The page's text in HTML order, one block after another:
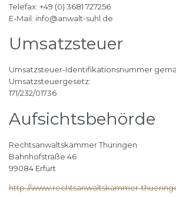
Telefax: +49 (0) 3681 727256
E-Mail: info@anwalt-suhl.de
Umsatzsteuer
Umsatzsteuer-Identifikationsnummer
Umsatzsteuergesetz:
171/232/01736
Aufsichtsbehörde
Rechtsanwaltskammer Thüringen
Bahnhofstraße 46
99084 Erfurt
http://www.rechtsanwaltskammer-